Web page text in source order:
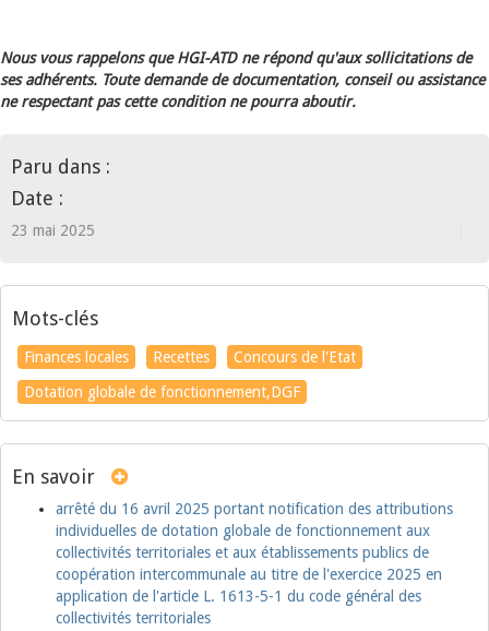
Nous vous rappelons que HGI-ATD ne répond qu'aux sollicitations de
ses adhérents. Toute demande de documentation, conseil ou assistance
ne respectant pas cette condition ne pourra aboutir.
Paru dans :
Date :
23 mai 2025
Mots-clés
Finances locales Recettes
Concours de l'Etat
Dotation globale de fonctionnement,DGF
En savoir
arrêté du 16 avril 2025 portant notification des attributions
individuelles de dotation globale de fonctionnement aux
collectivités territoriales et aux établissements publics de
coopération intercommunale au titre de l'exercice 2025 en
application de l'article L. 1613-5-1 du code général des
collectivités territoriales